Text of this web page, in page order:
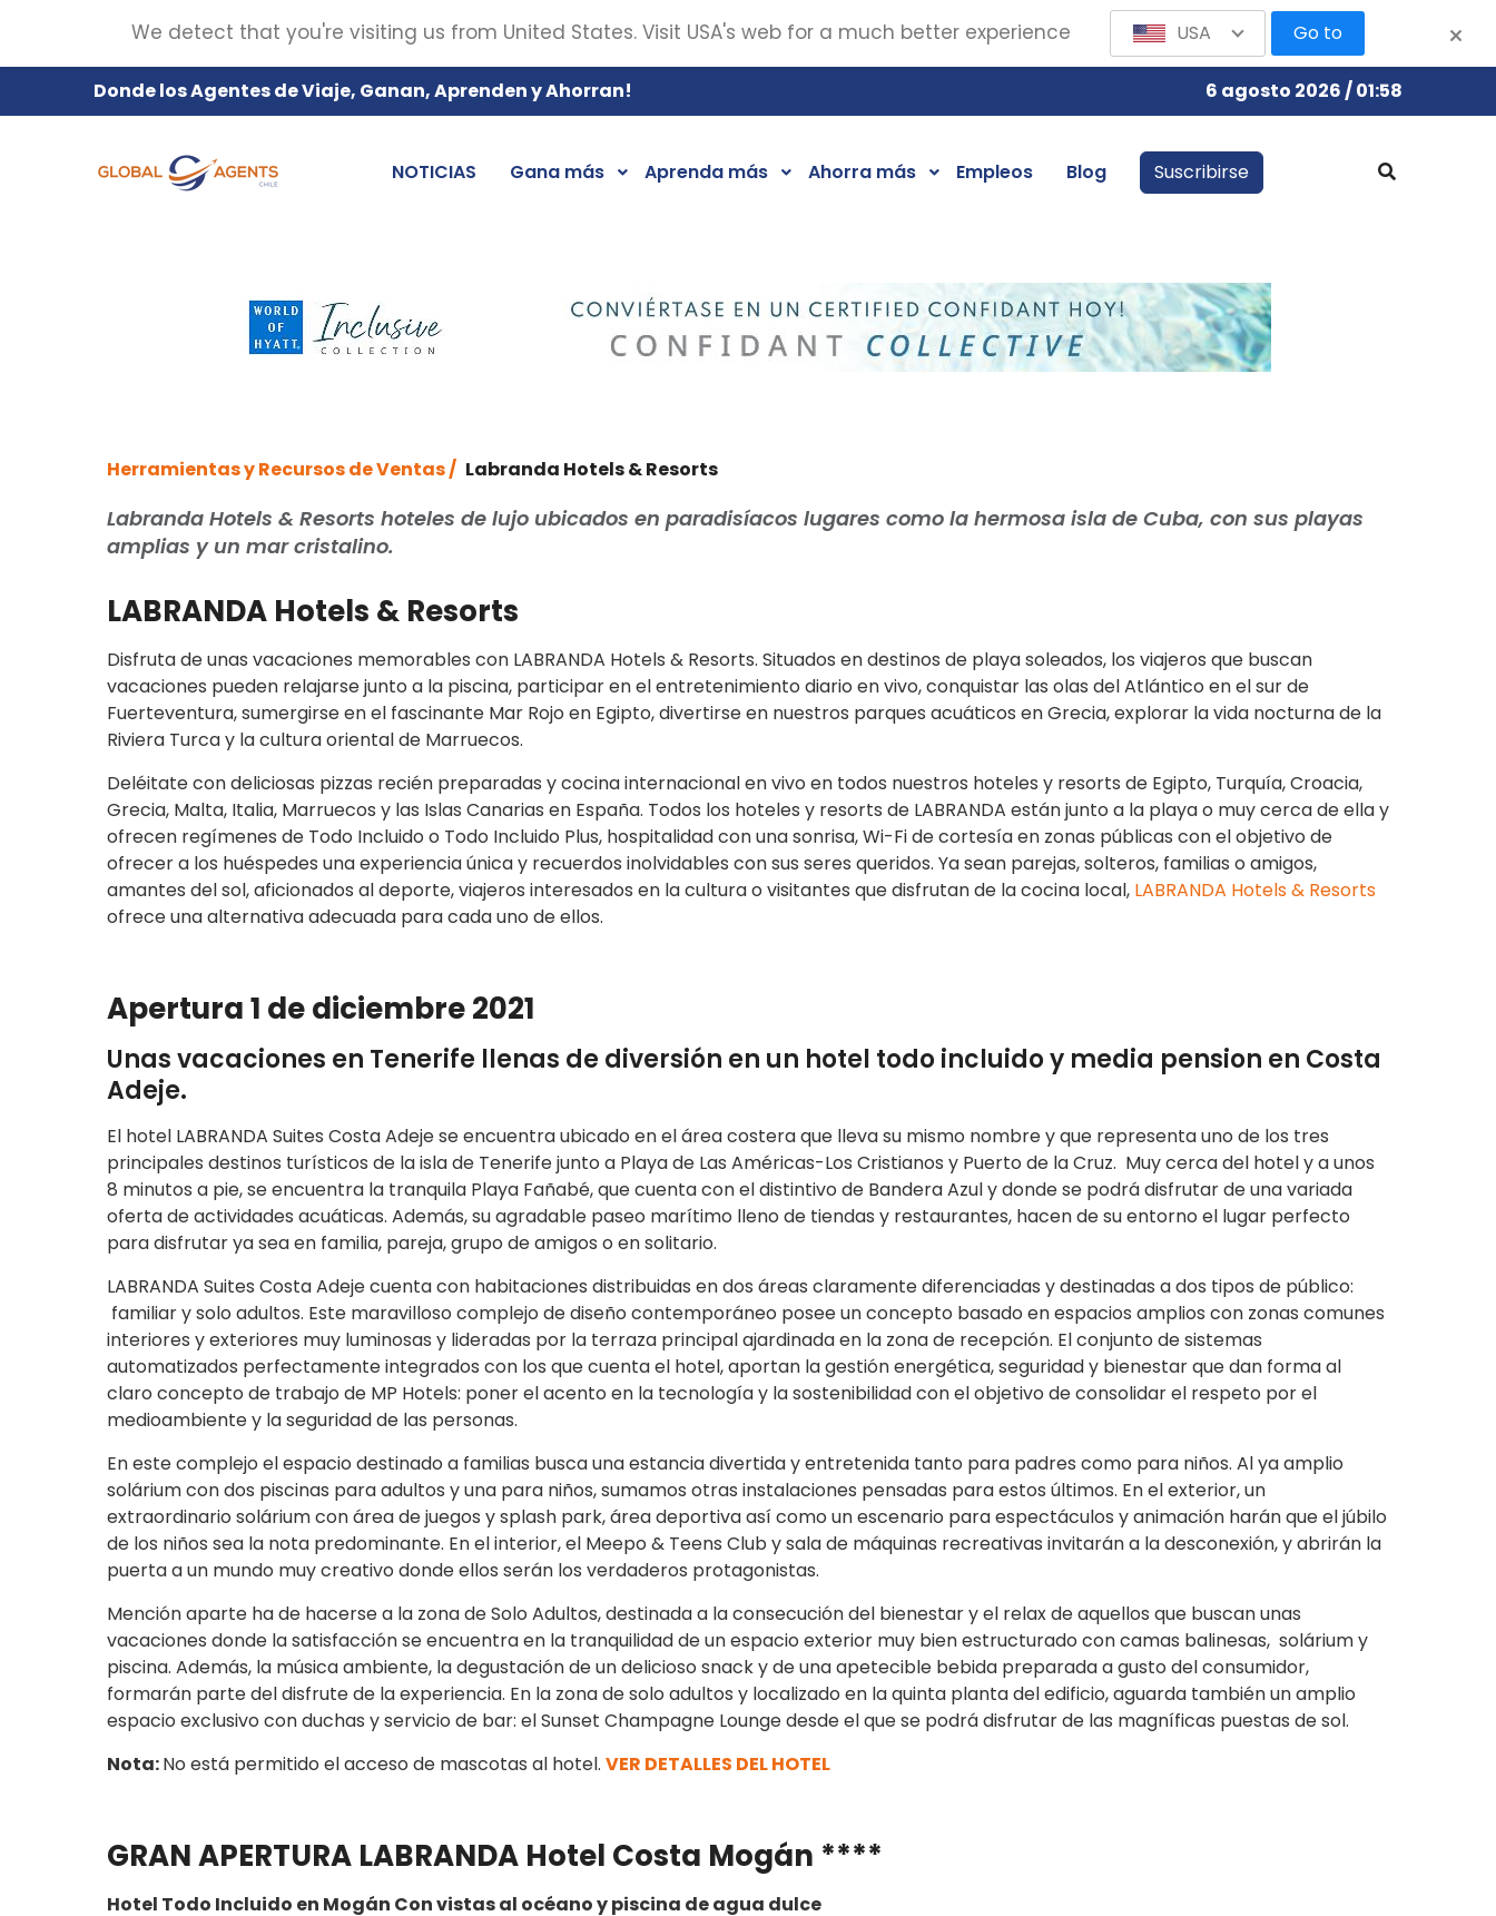
Donde los Agentes de Viaje, Ganan, Aprenden y Ahorran! 6 agosto 2026 / 01:58
NOTICIAS Gana más Aprenda más Ahorra más Empleos Blog Suscribirse
Herramientas y Recursos de Ventas / Labranda Hotels & Resorts
Labranda Hotels & Resorts hoteles de lujo ubicados en paradisíacos lugares como la hermosa isla de Cuba, con sus playas
amplias y un mar cristalino.
LABRANDA Hotels & Resorts
Disfruta de unas vacaciones memorables con LABRANDA Hotels & Resorts. Situados en destinos de playa soleados, los viajeros que buscan
vacaciones pueden relajarse junto a la piscina, participar en el entretenimiento diario en vivo, conquistar las olas del Atlántico en el sur de
Fuerteventura, sumergirse en el fascinante Mar Rojo en Egipto, divertirse en nuestros parques acuáticos en Grecia, explorar la vida nocturna de la
Riviera Turca y la cultura oriental de Marruecos.
Deléitate con deliciosas pizzas recién preparadas y cocina internacional en vivo en todos nuestros hoteles y resorts de Egipto, Turquía, Croacia,
Grecia, Malta, Italia, Marruecos y las Islas Canarias en España. Todos los hoteles y resorts de LABRANDA están junto a la playa o muy cerca de ella y
ofrecen regímenes de Todo Incluido o Todo Incluido Plus, hospitalidad con una sonrisa, Wi-Fi de cortesía en zonas públicas con el objetivo de
ofrecer a los huéspedes una experiencia única y recuerdos inolvidables con sus seres queridos. Ya sean parejas, solteros, familias o amigos,
amantes del sol, aficionados al deporte, viajeros interesados en la cultura o visitantes que disfrutan de la cocina local, LABRANDA Hotels & Resorts
ofrece una alternativa adecuada para cada uno de ellos.
Apertura 1 de diciembre 2021
Unas vacaciones en Tenerife llenas de diversión en un hotel todo incluido y media pension en Costa
Adeje.
El hotel LABRANDA Suites Costa Adeje se encuentra ubicado en el área costera que lleva su mismo nombre y que representa uno de los tres
principales destinos turísticos de la isla de Tenerife junto a Playa de Las Américas-Los Cristianos y Puerto de la Cruz. Muy cerca del hotel y a unos
8 minutos a pie, se encuentra la tranquila Playa Fañabé, que cuenta con el distintivo de Bandera Azul y donde se podrá disfrutar de una variada
oferta de actividades acuáticas. Además, su agradable paseo marítimo lleno de tiendas y restaurantes, hacen de su entorno el lugar perfecto
para disfrutar ya sea en familia, pareja, grupo de amigos o en solitario.
LABRANDA Suites Costa Adeje cuenta con habitaciones distribuidas en dos áreas claramente diferenciadas y destinadas a dos tipos de público:
familiar y solo adultos. Este maravilloso complejo de diseño contemporáneo posee un concepto basado en espacios amplios con zonas comunes
interiores y exteriores muy luminosas y lideradas por la terraza principal ajardinada en la zona de recepción. El conjunto de sistemas
automatizados perfectamente integrados con los que cuenta el hotel, aportan la gestión energética, seguridad y bienestar que dan forma al
claro concepto de trabajo de MP Hotels: poner el acento en la tecnología y la sostenibilidad con el objetivo de consolidar el respeto por el
medioambiente y la seguridad de las personas.
En este complejo el espacio destinado a familias busca una estancia divertida y entretenida tanto para padres como para niños. Al ya amplio
solárium con dos piscinas para adultos y una para niños, sumamos otras instalaciones pensadas para estos últimos. En el exterior, un
extraordinario solárium con área de juegos y splash park, área deportiva así como un escenario para espectáculos y animación harán que el júbilo
de los niños sea la nota predominante. En el interior, el Meepo & Teens Club y sala de máquinas recreativas invitarán a la desconexión, y abrirán la
puerta a un mundo muy creativo donde ellos serán los verdaderos protagonistas.
Mención aparte ha de hacerse a la zona de Solo Adultos, destinada a la consecución del bienestar y el relax de aquellos que buscan unas
vacaciones donde la satisfacción se encuentra en la tranquilidad de un espacio exterior muy bien estructurado con camas balinesas, solárium y
piscina. Además, la música ambiente, la degustación de un delicioso snack y de una apetecible bebida preparada a gusto del consumidor,
formarán parte del disfrute de la experiencia. En la zona de solo adultos y localizado en la quinta planta del edificio, aguarda también un amplio
espacio exclusivo con duchas y servicio de bar: el Sunset Champagne Lounge desde el que se podrá disfrutar de las magníficas puestas de sol.
Nota:No está permitido el acceso de mascotas al hotel. VER DETALLES DEL HOTEL
GRAN APERTURA LABRANDA Hotel Costa Mogán ****
Hotel Todo Incluido en Mogán Con vistas al océano y piscina de agua dulce
We detect that you're visiting us from United States. Visit USA's web for a much better experience USA Go to